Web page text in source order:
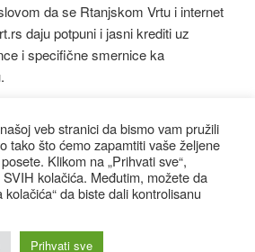
da se Rtanjskom Vrtu i internet
daju potpuni i jasni krediti uz
i specifične smernice ka
Email
поносом покреће WordPress
veb stranici da bismo vam pružili
tako što ćemo zapamtiti vaše željene
Klikom na „Prihvati sve“,
kolačića. Međutim, možete da
da biste dali kontrolisanu
Prihvati sve